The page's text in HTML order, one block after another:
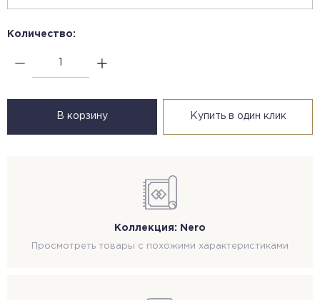
Количество:
В корзину Купить в один клик
Коллекция: Nero
Просмотреть товары с похожими характеристиками